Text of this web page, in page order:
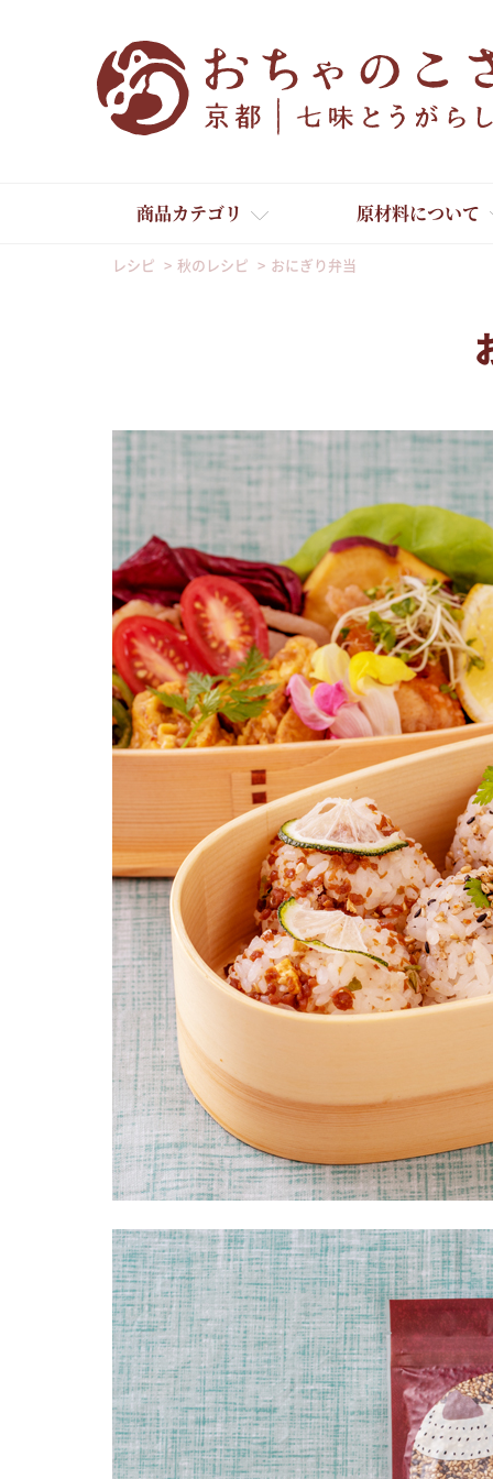
商品カテゴリ
京の一味とうがらし
京の七味とうがらし
柚子薬味・山椒
ラー油
ふりかけ
原材料について
レシピ 秋のレシピ おにぎり弁当